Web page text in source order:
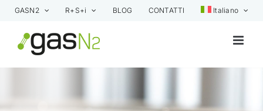
Skip
content
GASN2 R+S+i BLOG CONTATTI Italiano